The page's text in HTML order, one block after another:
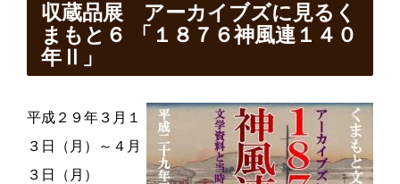
収蔵品展 アーカイブズに見るく
まもと６ 「１８７６神風連１４０
年Ⅱ」
平成 ２９ 年３月 １
３ 日 （ 月 ）
～４月
３日
（ 月 ）